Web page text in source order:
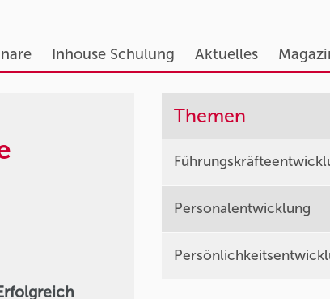
Inhouse Schulung Aktuelles
Themen
Personalentwicklung